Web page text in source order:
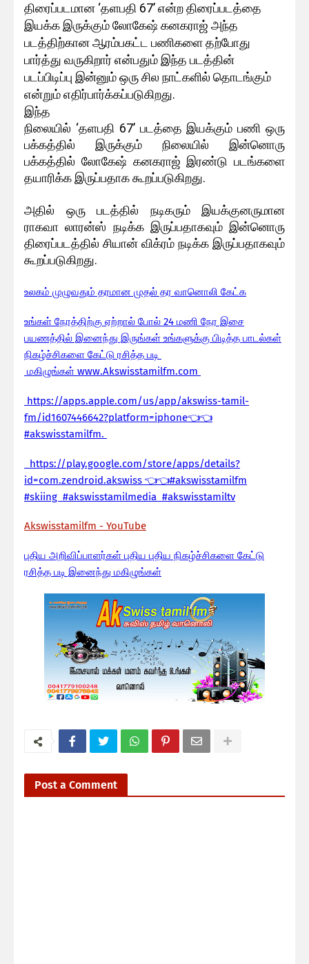
திரைப்படமான ‘தளபதி 67’ என்ற திரைப்படத்தை
இயக்க இருக்கும் லோகேஷ் கனகராஜ் அந்த
படத்திற்கான ஆரம்பகட்ட பணிகளை தற்போது
பார்த்து வருகிறார் என்பதும் இந்த படத்தின்
படப்பிடிப்பு இன்னும் ஒரு சில நாட்களில் தொடங்கும்
என்றும் எதிர்பார்க்கப்படுகிறது.
இந்த
நிலையில் ‘தளபதி 67’ படத்தை இயக்கும் பணி ஒரு
பக்கத்தில் இருக்கும் நிலையில் இன்னொரு
பக்கத்தில் லோகேஷ் கனகராஜ் இரண்டு படங்களை
தயாரிக்க இருப்பதாக கூறப்படுகிறது.
அதில் ஒரு படத்தில் நடிகரும் இயக்குனருமான
ராகவா லாரன்ஸ் நடிக்க இருப்பதாகவும் இன்னொரு
திரைப்படத்தில் சியான் விக்ரம் நடிக்க இருப்பதாகவும்
கூறப்படுகிறது.
உலகம் முழுவதும் தரமான முதல் தர வானொலி கேட்க
உங்கள் நேரத்திற்கு ஏற்றால் போல் 24 மணி நேர இசை
பயணத்தில் இனைந்து இருங்கள் உங்களுக்கு பிடித்த பாடல்கள்
நிகழ்ச்சிகளை கேட்டு ரசித்த படி
மகிழுங்கள் www.Akswisstamilfm.com
https://apps.apple.com/us/app/akswiss-tamil-
fm/id1607446642?platform=iphone👈👈
#akswisstamilfm.
https://play.google.com/store/apps/details?
id=com.zendroid.akswiss 👈👈#akswisstamilfm
#skiing #akswisstamilmedia #akswisstamiltv
Akswisstamilfm - YouTube
புதிய அறிவிப்பாளர்கள் புதிய புதிய நிகழ்ச்சிகளை கேட்டு
ரசித்த படி இனைந்து மகிழுங்கள்
Post a Comment